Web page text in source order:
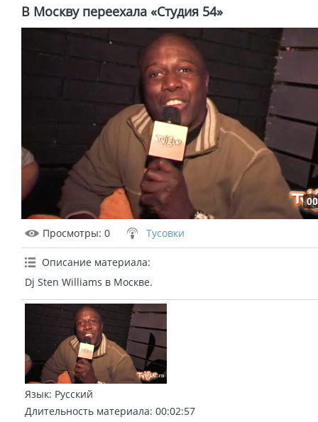
В Москву переехала «Студия 54»
Просмотры: 0 Тусовки
Описание материала:
Dj Sten Williams в Москве.
Язык: Русский
Длительность материала: 00:02:57